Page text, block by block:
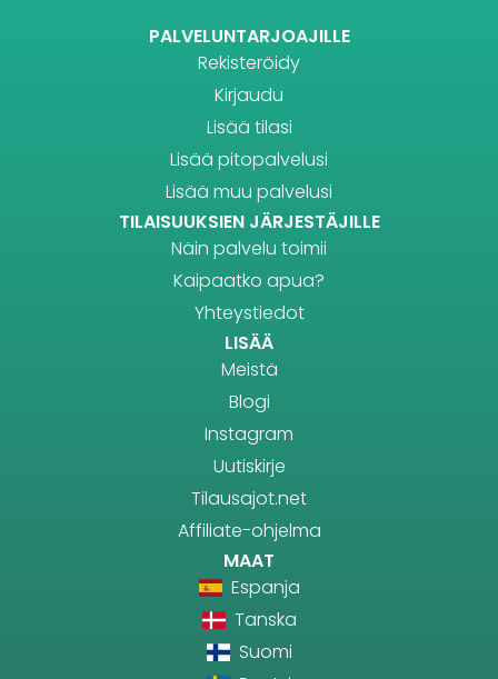
PALVELUNTARJOAJILLE
Rekisteröidy
Kirjaudu
Lisää tilasi
Lisää pitopalvelusi
Lisää muu palvelusi
TILAISUUKSIEN JÄRJESTÄJILLE
Näin palvelu toimii
Kaipaatko apua?
Yhteystiedot
LISÄÄ
Meistä
Blogi
Instagram
Uutiskirje
Tilausajot.net
Affiliate-ohjelma
MAAT
Espanja
Tanska
Suomi